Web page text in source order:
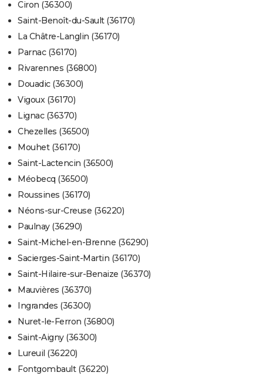
Ciron (36300)
Saint-Benoît-du-Sault (36170)
La Châtre-Langlin (36170)
Parnac (36170)
Rivarennes (36800)
Douadic (36300)
Vigoux (36170)
Lignac (36370)
Chezelles (36500)
Mouhet (36170)
Saint-Lactencin (36500)
Méobecq (36500)
Roussines (36170)
Néons-sur-Creuse (36220)
Paulnay (36290)
Saint-Michel-en-Brenne (36290)
Sacierges-Saint-Martin (36170)
Saint-Hilaire-sur-Benaize (36370)
Mauvières (36370)
Ingrandes (36300)
Nuret-le-Ferron (36800)
Saint-Aigny (36300)
Lureuil (36220)
Fontgombault (36220)